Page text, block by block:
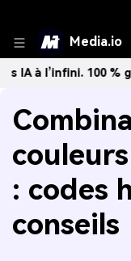
Media.io
100 % gratuit!
: codes
conseils